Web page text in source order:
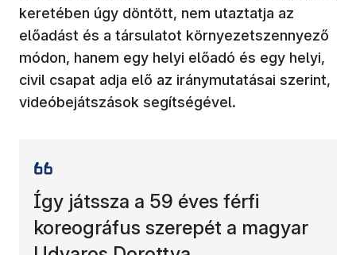
keretében úgy döntött, nem utaztatja az
előadást és a társulatot környezetszennyező
módon, hanem egy helyi előadó és egy helyi,
civil csapat adja elő az iránymutatásai szerint,
videóbejátszások segítségével.
Így játssza a 59 éves férfi
koreográfus szerepét a magyar